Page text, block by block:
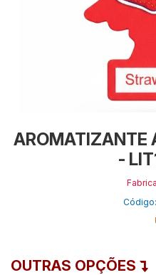
AROMATIZANTE
-
OUTRAS OPÇÕES